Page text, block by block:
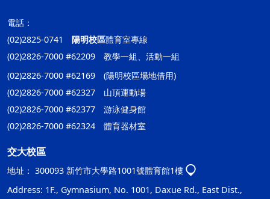
電話：
(02)2825-0741 陽明校區體育室專線
(02)2826-7000 #62209 教學一組、活動一組
(02)2826-7000 #62169 (陽明校區場地借用)
(02)2826-7000 #62327 山頂運動場
(02)2826-7000 #62377 游泳健身館
(02)2826-7000 #62324 體育器材室
交大校區
地址： 300093 新竹市大學路1001號體育館1樓
Address: 1F., Gymnasium, No. 1001, Daxue Rd., East Dist.,